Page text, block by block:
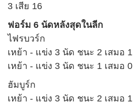
3 เสีย 16
ฟอร์ม 6 นัดหลังสุดในลีก
ไฟรบวร์ก
เหย้า - แข่ง 3 นัด ชนะ 2 เสมอ
เหย้า - แข่ง 3 นัด ชนะ 1 เสมอ
ฮัมบูร์ก
เหย้า - แข่ง 3 นัด ชนะ 2 เสมอ